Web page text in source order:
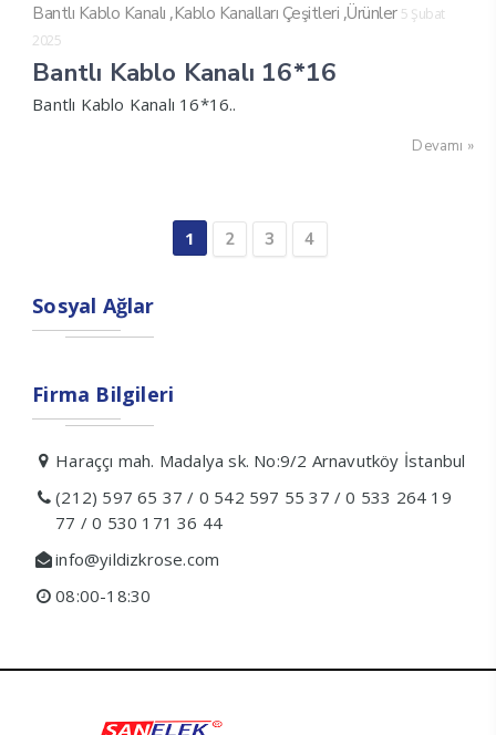
Bantlı Kablo Kanalı ,Kablo Kanalları Çeşitleri ,Ürünler 5 Şubat
2025
Bantlı Kablo Kanalı 16*16
Bantlı Kablo Kanalı 16*16..
Devamı »
1 2 3 4
Sosyal Ağlar
Firma Bilgileri
Haraççı mah. Madalya sk. No:9/2 Arnavutköy İstanbul
(212) 597 65 37 / 0 542 597 55 37 / 0 533 264 19
77 / 0 530 171 36 44
info@yildizkrose.com
08:00-18:30